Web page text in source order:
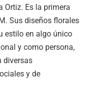
Ortiz. Es la primera
Sus diseños florales
estilo en algo único
y como persona,
diversas
y de